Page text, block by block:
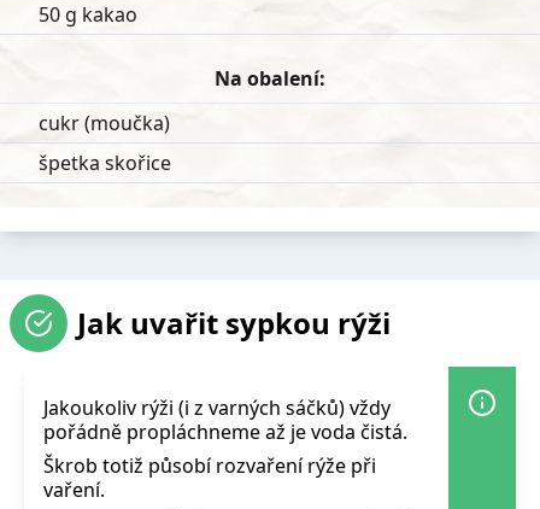
50 g kakao
Na obalení:
cukr (moučka)
špetka skořice
Jak uvařit sypkou rýži
Jakoukoliv rýži (i z varných sáčků) vždy
pořádně propláchneme až je voda čistá.
Škrob totiž působí rozvaření rýže při
vaření.